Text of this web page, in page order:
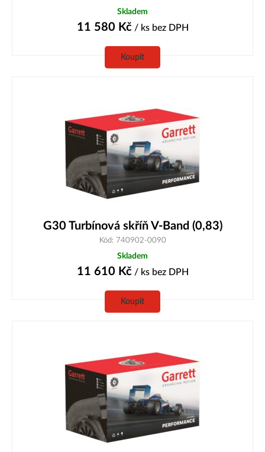
Skladem
11 580 Kč/ ks bez DPH
Koupit
G30 Turbínová skříň V-Band (0,83)
Kód: 740902-0090
Skladem
11 610 Kč/ ks bez DPH
Koupit